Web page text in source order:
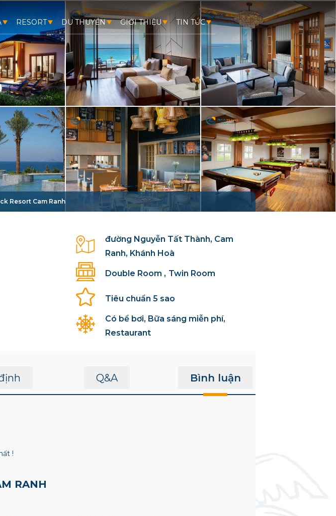
RESORT DU THUYỀN GIỚI THIỆU TIN TỨC
Resort Cam Ranh
đường Nguyễn Tất Thành, Cam
Ranh, Khánh Hoà
Double Room Twin Room
Tiêu chuẩn 5 sao
Có bể bơi, Bữa sáng miễn phí,
Restaurant
Q&A Bình luận
!
RANH